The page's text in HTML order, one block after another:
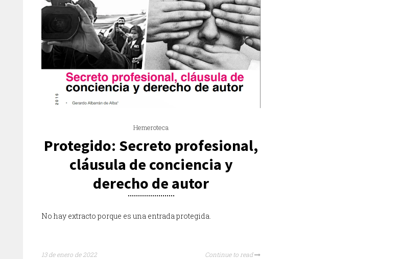
Hemeroteca
Protegido: Secreto profesional,
cláusula de conciencia y
derecho de autor
No hay extracto porque es una entrada protegida.
13 de enero de 2022 Continue to read